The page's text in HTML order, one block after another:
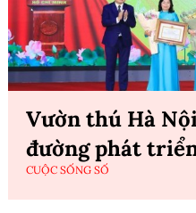
Vườn thú Hà
đường phát
CUỘC SỐNG SỐ